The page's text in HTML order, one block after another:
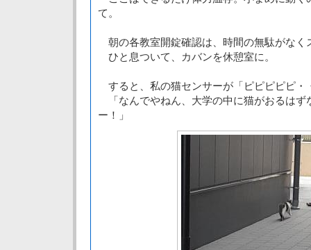
て。
朝の各教室開錠確認は、時間の無駄がなく
ひと息ついて、カバンを休憩室に。
すると、私の猫センサーが「ピピピピピ・
「なんでやねん、大学の中に猫がおるはず
ー！」